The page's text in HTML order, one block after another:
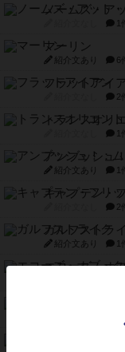
ノームズ・ア
マーリン
紹介文あり 6
フラットアイ
2
トランスオリ
アンブッシュ
紹介文あり
キャプテン・
2
ガルフストラ
紹介文あり
エコーズ・オ